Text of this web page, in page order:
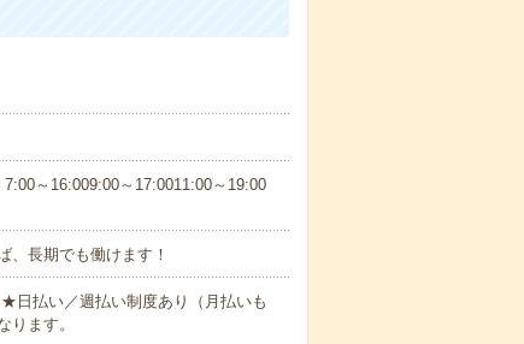
～16:009:00～17:0011:00～19:00
長期でも働けます！
払い／週払い制度あり（月払いも
ます。